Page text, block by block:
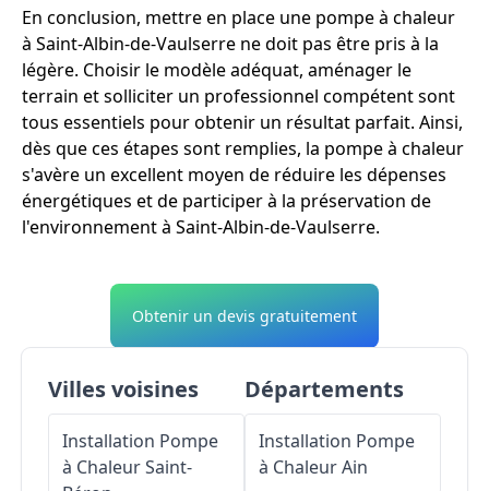
En conclusion, mettre en place une pompe à chaleur
à Saint-Albin-de-Vaulserre ne doit pas être pris à la
légère. Choisir le modèle adéquat, aménager le
terrain et solliciter un professionnel compétent sont
tous essentiels pour obtenir un résultat parfait. Ainsi,
dès que ces étapes sont remplies, la pompe à chaleur
s'avère un excellent moyen de réduire les dépenses
énergétiques et de participer à la préservation de
l'environnement à Saint-Albin-de-Vaulserre.
Obtenir un devis gratuitement
Villes voisines
Installation Pompe
à ChaleurSaint-
Départements
Installation Pompe
à ChaleurAin